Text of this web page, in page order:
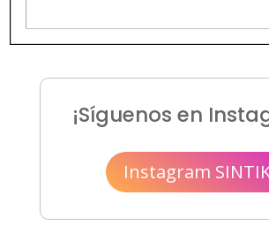
¡Síguenos en
Instagram